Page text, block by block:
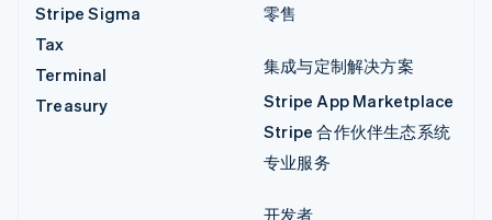
Stripe Sigma
Tax
Terminal
Treasury
零售
集成与定制解决方案
Stripe App Marketplace
Stripe 合作伙伴生态系统
专业服务
开发者